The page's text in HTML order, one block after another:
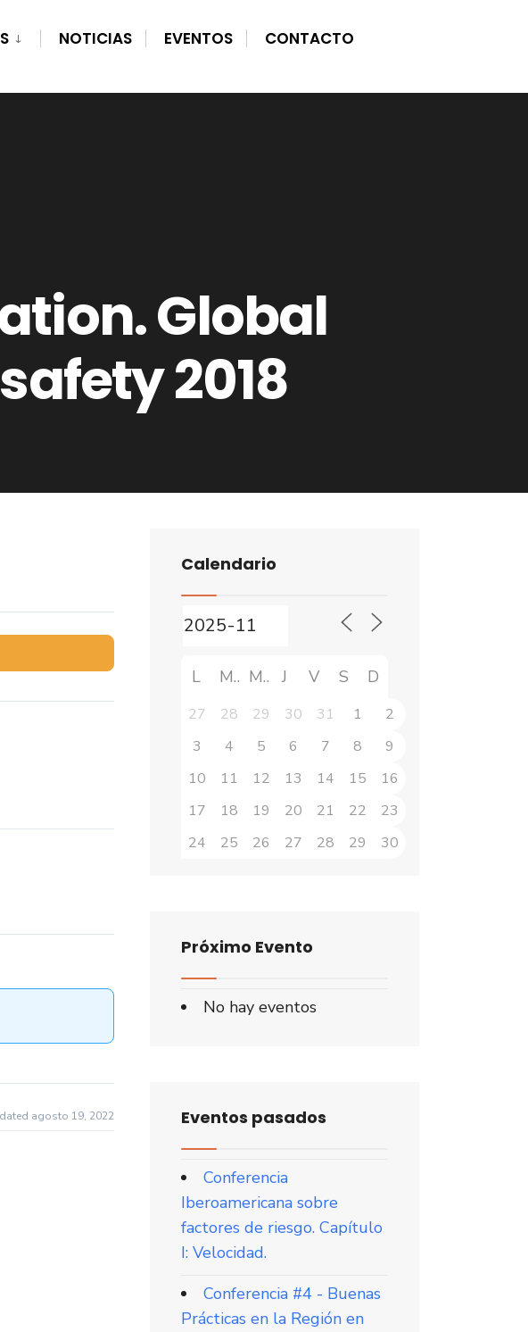
NOTICIAS EVENTOS CONTACTO
Global
2018
agosto 19, 2022
Calendario
L M M J V S D
27 28 29 30 31 1
2
3
4 5 6 7 8
9
10
11 12 13 14 15
16
17
18 19 20 21 22
23
24
25 26 27 28 29 30
Próximo Evento
No hay eventos
Eventos pasados
Conferencia
Iberoamericana sobre
factores de riesgo. Capítulo
I: Velocidad.
Conferencia #4 - Buenas
Prácticas en la Región en